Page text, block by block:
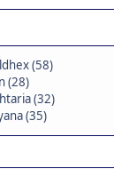
(58)
(28)
(32)
(35)